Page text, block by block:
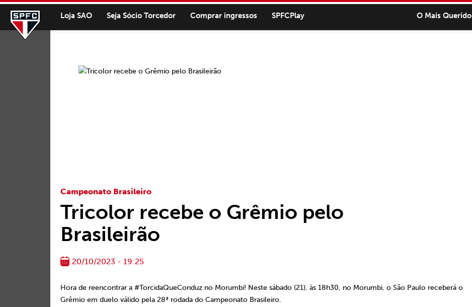
Loja SAO Seja Sócio Torcedor Comprar ingressos SPFCPlay O Mais Querido
Campeonato Brasileiro
Tricolor recebe o Grêmio pelo
Brasileirão
20/10/2023 - 19:25
Hora de reencontrar a #TorcidaQueConduz no Morumbi! Neste sábado (21), às 18h30, no Morumbi, o São Paulo receberá o
Grêmio em duelo válido pela 28ª rodada do Campeonato Brasileiro.